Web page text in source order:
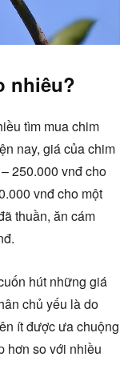
nhiêu?
tìm mua chim
nay, giá của chim
250.000 vnđ cho
vnđ cho một
thuần, ăn cám
hút những giá
chủ yếu là do
ít được ưa chuộng
hơn so với nhiều